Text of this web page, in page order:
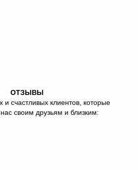
ОТЗЫВЫ
и счастливых клиентов, которые
своим друзьям и близким: